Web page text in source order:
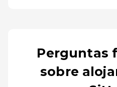
Perguntas
sobre